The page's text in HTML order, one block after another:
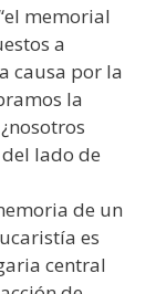
memorial
a
causa por la
la
lado de
de un
es
central